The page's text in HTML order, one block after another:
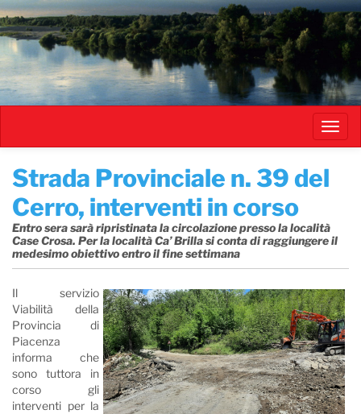
Salta
al
contenuto
principale
Strada Provinciale n. 39 del
Cerro, interventi in corso
Entro sera sarà ripristinata la circolazione presso la località
Case Crosa. Per la località Ca’ Brilla si conta di raggiungere il
medesimo obiettivo entro il fine settimana
Il servizio
Viabilità della
Provincia di
Piacenza
informa che
sono tuttora in
corso gli
interventi per la